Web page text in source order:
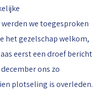
we toegesproken
het gezelschap welkom,
eerst een droef bericht
ons zo
plotseling is overleden.